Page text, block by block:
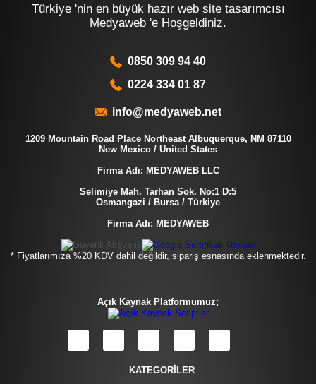
Türkiye 'nin en büyük hazır web site tasarımcısı
Medyaweb 'e Hoşgeldiniz.
0850 309 94 40
0224 334 01 87
info@medyaweb.net
1209 Mountain Road Place Northeast Albuquerque, NM 87110
New Mexico / United States
Firma Adı: MEDYAWEB LLC
Selimiye Mah. Tarhan Sok. No:1 D:5
Osmangazi / Bursa / Türkiye
Firma Adı: MEDYAWEB
* Fiyatlarımıza %20 KDV dahil değildir, sipariş esnasında eklenmektedir.
Açık Kaynak Platformumuz;
KATEGORİLER